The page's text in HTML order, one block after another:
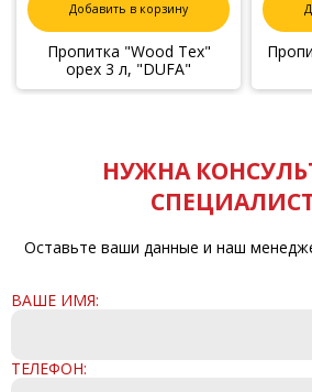
Добавить в корзину
Пропитка "Wood Tex"
орех 3 л, "DUFA"
НУЖНА
Оставьте ваши данные и наш
ВАШЕ ИМЯ:
ТЕЛЕФОН: